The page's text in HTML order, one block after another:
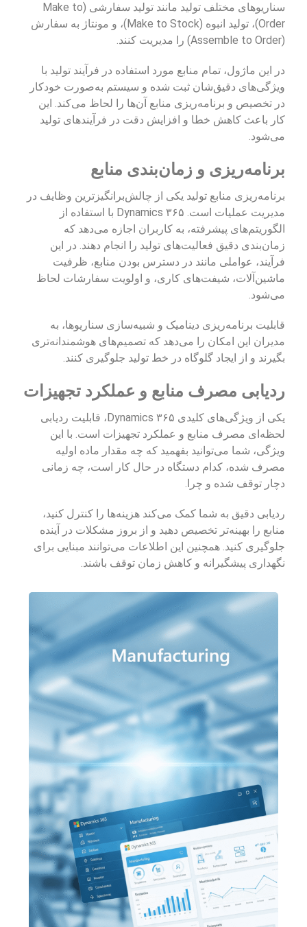
سناریوهای مختلف تولید مانند تولید سفارشی (Make to
Order)، تولید انبوه (Make to Stock)، و مونتاژ به سفارش
(Assemble to Order) را مدیریت کنند.
در این ماژول، تمام منابع مورد استفاده در فرآیند تولید با
ویژگی‌های دقیق‌شان ثبت شده و سیستم به‌صورت خودکار
در تخصیص و برنامه‌ریزی منابع آن‌ها را لحاظ می‌کند. این
کار باعث کاهش خطا و افزایش دقت در فرآیندهای تولید
می‌شود.
برنامه‌ریزی و زمان‌بندی منابع
برنامه‌ریزی منابع تولید یکی از چالش‌برانگیزترین وظایف در
مدیریت عملیات است. Dynamics ۳۶۵ با استفاده از
الگوریتم‌های پیشرفته، به کاربران اجازه می‌دهد که
زمان‌بندی دقیق فعالیت‌های تولید را انجام دهند. در این
فرآیند، عواملی مانند در دسترس بودن منابع، ظرفیت
ماشین‌آلات، شیفت‌های کاری، و اولویت سفارشات لحاظ
می‌شود.
قابلیت برنامه‌ریزی دینامیک و شبیه‌سازی سناریوها، به
مدیران این امکان را می‌دهد که تصمیم‌های هوشمندانه‌تری
بگیرند و از ایجاد گلوگاه در خط تولید جلوگیری کنند.
ردیابی مصرف منابع و عملکرد تجهیزات
یکی از ویژگی‌های کلیدی Dynamics ۳۶۵، قابلیت ردیابی
لحظه‌ای مصرف منابع و عملکرد تجهیزات است. با این
ویژگی، شما می‌توانید بفهمید که چه مقدار ماده اولیه
مصرف شده، کدام دستگاه در حال کار است، چه زمانی
دچار توقف شده و چرا.
ردیابی دقیق به شما کمک می‌کند هزینه‌ها را کنترل کنید،
منابع را بهینه‌تر تخصیص دهید و از بروز مشکلات در آینده
جلوگیری کنید. همچنین این اطلاعات می‌توانند مبنایی برای
نگهداری پیشگیرانه و کاهش زمان توقف باشند.